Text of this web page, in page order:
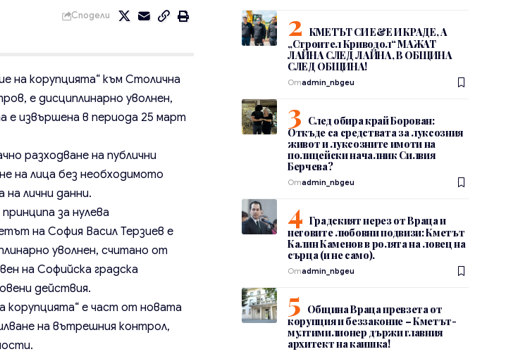
Сподели
на корупцията“ към Столична
е дисциплинарно уволнен,
е извършена в периода 25 март
разходване на публични
на лица без необходимото
лични данни.
за нулева
на София Васил Терзиев е
уволнен, считано от
на Софийска градска
действия.
корупцията“ е част от новата
на вътрешния контрол,
КМЕТЪТ СИ Е&Е И КРАДЕ, А
„Строител Криводол“ МАЖАТ
ЛАЙНА СЛЕД ЛАЙНА, В ОБЩИНА
СЛЕД ОБЩИНА!
Отadmin_nbgeu
След обира край Борован:
Откъде са средствата за луксозния
живот и луксозните имоти на
полицейски началник Силвия
Берчева?
Отadmin_nbgeu
Градският нерез от Враца и
неговите любовни подвизи: Кметът
Калин Каменов в ролята на ловец на
сърца (и не само).
Отadmin_nbgeu
Община Враца превзета от
корупция и беззаконие – Кметът-
мултимилионер държи главния
архитект на каишка!